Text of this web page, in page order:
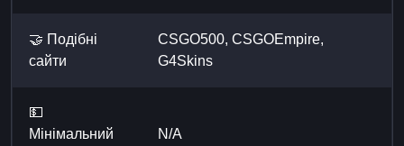
🤝 Подібні
сайти
CSGO500, CSGOEmpire,
G4Skins
💵
Мінімальний
N/A